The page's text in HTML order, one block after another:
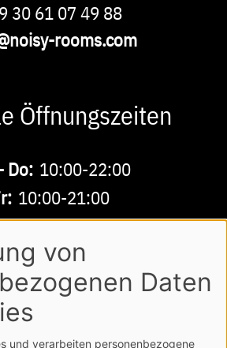
30 61 07 49 88
rooms.com
Öffnungszeiten
Do: 10:00-22:00
10:00-21:00
So:10:00-18:00
IMPRESSUM
LOGIN
von
Daten
und verarbeiten personenbezogene